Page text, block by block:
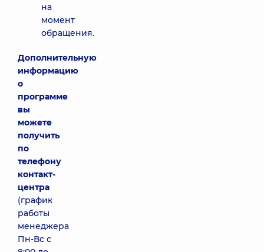
на
момент
обращения.
Дополнительную
информацию
о
программе
вы
можете
получить
по
телефону
контакт-
центра
(график
работы
менеджера
Пн-Вс с